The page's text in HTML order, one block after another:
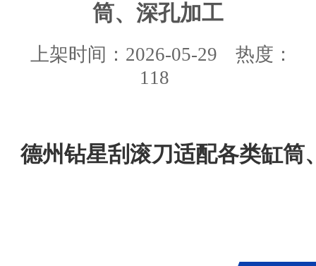
筒、深孔加工
上架时间：2026-05-29
热度：
118
德州钻星刮滚刀适配各类缸筒